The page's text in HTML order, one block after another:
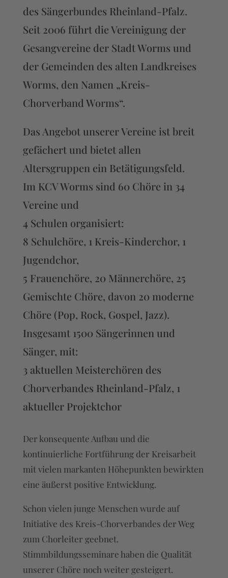
des Sängerbundes Rheinland-Pfalz.
Seit 2006 führt die Vereinigung der
Gesangvereine der Stadt Worms und
der Gemeinden des alten Landkreises
Worms, den Namen „Kreis-
Chorverband Worms“.
Das Angebot unserer Vereine ist breit
gefächert und bietet allen
Altersgruppen ein Betätigungsfeld.
Im KCV Worms sind 60 Chöre in 34
Vereine und
4 Schulen organisiert:
8 Schulchöre, 1 Kreis-Kinderchor, 1
Jugendchor,
5 Frauenchöre, 20 Männerchöre, 25
Gemischte Chöre, davon 20 moderne
Chöre (Pop, Rock, Gospel, Jazz).
Insgesamt 1500 Sängerinnen und
Sänger, mit:
3 aktuellen Meisterchören des
Chorverbandes Rheinland-Pfalz, 1
aktueller Projektchor
Der konsequente Aufbau und die
kontinuierliche Fortführung der Kreisarbeit
mit vielen markanten Höhepunkten bewirkten
eine äußerst positive Entwicklung.
Schon vielen junge Menschen wurde auf
Initiative des Kreis-Chorverbandes der Weg
zum Chorleiter geebnet.
Stimmbildungsseminare haben die Qualität
unserer Chöre noch weiter gesteigert.